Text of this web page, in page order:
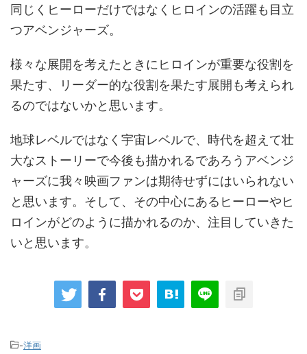
同じくヒーローだけではなくヒロインの活躍も目立
つアベンジャーズ。
様々な展開を考えたときにヒロインが重要な役割を
果たす、リーダー的な役割を果たす展開も考えられ
るのではないかと思います。
地球レベルではなく宇宙レベルで、時代を超えて壮
大なストーリーで今後も描かれるであろうアベンジ
ャーズに我々映画ファンは期待せずにはいられない
と思います。そして、その中心にあるヒーローやヒ
ロインがどのように描かれるのか、注目していきた
いと思います。
-洋画